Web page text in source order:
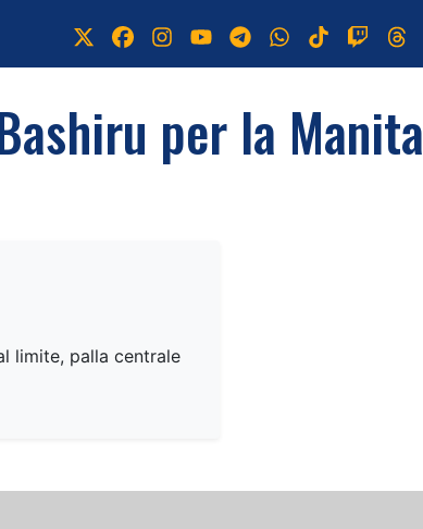
per la Manita
limite, palla centrale